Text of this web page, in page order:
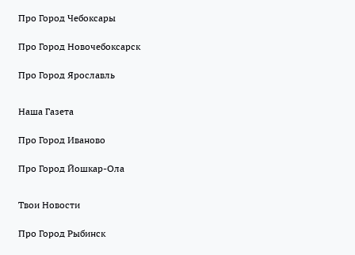
Про Город Чебоксары
Про Город Новочебоксарск
Про Город Ярославль
Наша Газета
Про Город Иваново
Про Город Йошкар-Ола
Твои Новости
Про Город Рыбинск